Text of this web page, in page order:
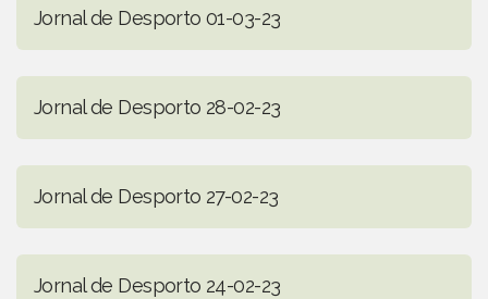
Jornal de Desporto 01-03-23
Jornal de Desporto 28-02-23
Jornal de Desporto 27-02-23
Jornal de Desporto 24-02-23